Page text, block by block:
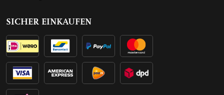
SICHER EINKAUFEN